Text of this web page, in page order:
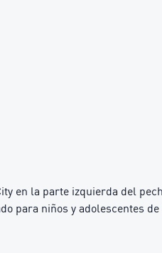
en la parte izquierda del
para niños y adolescentes de